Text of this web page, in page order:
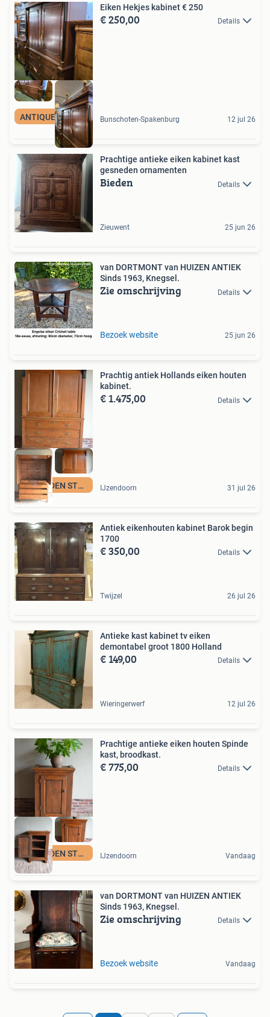
ANTIQUES & MORE
Eiken Hekjes kabinet € 250
€ 250,00 Details
Bunschoten-Spakenburg 12 jul 26
Prachtige antieke eiken kabinet kast
gesneden ornamenten
Bieden Details
Zieuwent 25 jun 26
van DORTMONT van HUIZEN ANTIEK
Sinds 1963, Knegsel.
Zie omschrijving Details
Bezoek website 25 jun 26
DEN OUDEN STEEGH
Prachtig antiek Hollands eiken houten
kabinet.
€ 1.475,00 Details
IJzendoorn 31 jul 26
Antiek eikenhouten kabinet Barok begin
1700
€ 350,00 Details
Twijzel 26 jul 26
Antieke kast kabinet tv eiken
demontabel groot 1800 Holland
€ 149,00 Details
Wieringerwerf 12 jul 26
DEN OUDEN STEEGH
Prachtige antieke eiken houten Spinde
kast, broodkast.
€ 775,00 Details
IJzendoorn Vandaag
van DORTMONT van HUIZEN ANTIEK
Sinds 1963, Knegsel.
Zie omschrijving Details
Bezoek website Vandaag